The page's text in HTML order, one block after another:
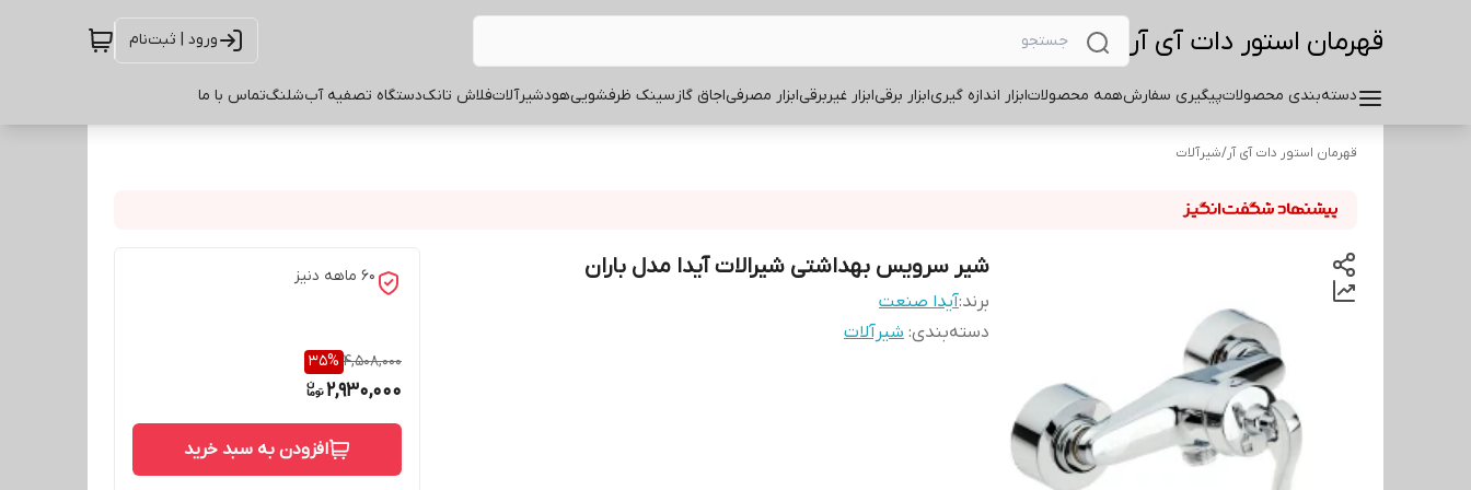
قهرمان استور دات آی آر ورود | ثبت‌نام
دسته‌بندی محصولاتپیگیری سفارشهمه محصولاتابزار اندازه گیریابزار برقیابزار غیربرقیابزار مصرفیاجاق گازسینک ظرفشوییهودشیرآلاتفلاش تانکدستگاه تصفیه آبشلنگتماس با ما
قهرمان استور دات آی آر/شیرآلات
شیر سرویس بهداشتی شیرالات آیدا مدل باران
برند:آیدا صنعت
دسته‌بندی: شیرآلات
60 ماهه دنیز
4,508,000
35%
2,930,000
افزودن به سبد خرید